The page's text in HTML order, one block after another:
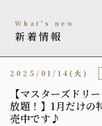
what's new
新着情報
【マスターズドリ
放題！】1月だけの
売中です♪
2025/01/14(火)